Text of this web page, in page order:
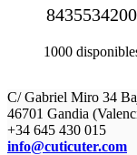
1000
C/ Gabriel Miro 34
46701 Gandia
+34 645 430 015
info@cuticuter.com